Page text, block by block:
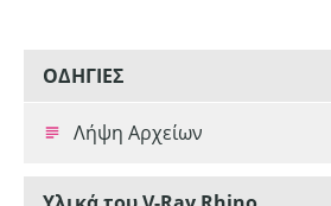
ΟΔΗΓΙΕΣ
Λήψη Αρχείων